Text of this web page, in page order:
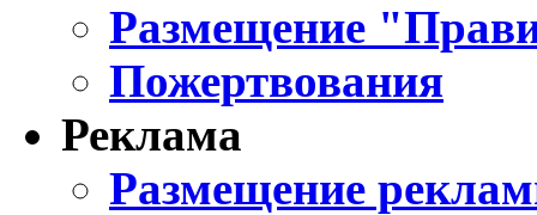
Размещение
Пожертвования
Реклама
Размещение